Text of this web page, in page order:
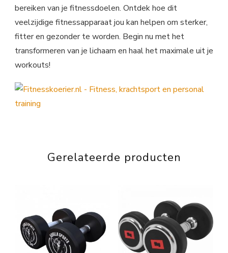
bereiken van je fitnessdoelen. Ontdek hoe dit
veelzijdige fitnessapparaat jou kan helpen om sterker,
fitter en gezonder te worden. Begin nu met het
transformeren van je lichaam en haal het maximale uit je
workouts!
Gerelateerde producten